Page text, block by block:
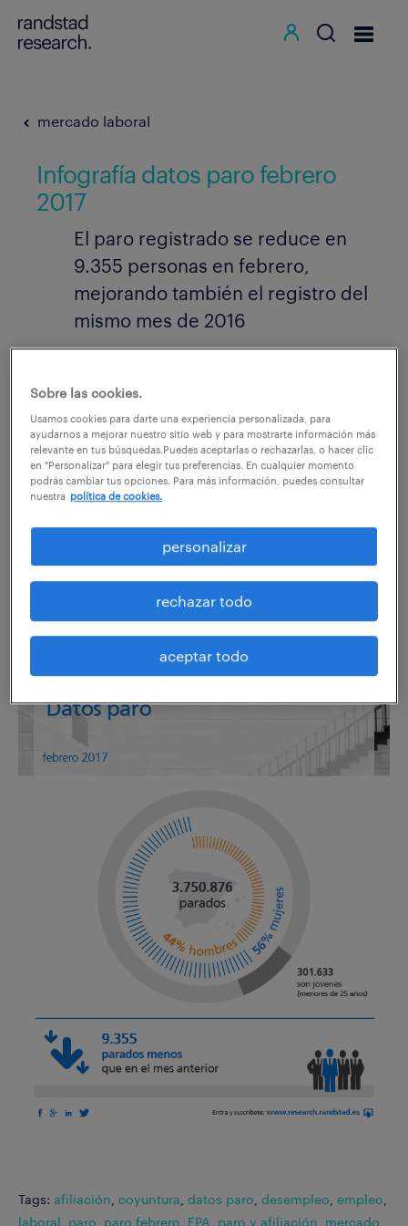
mercado laboral
Infografía datos paro febrero
2017
El paro registrado se reduce en
9.355 personas en febrero,
mejorando también el registro del
mismo mes de 2016
compartir en:
Accedeaquíal informe completo
El paro registrado se reduce en 9.355
personas en febrero, mejorando también
el registro del mismo mes de 2016
Tags: afiliación coyuntura datos paro desempleo empleo
laboral paro paro febrero EPA, paro y afiliación mercado
Sobre las cookies.
Usamos cookies para darte una experiencia personalizada, para
ayudarnos a mejorar nuestro sitio web y para mostrarte información más
relevante en tus búsquedas.Puedes aceptarlas o rechazarlas, o hacer clic
en "Personalizar" para elegir tus preferencias. En cualquier momento
podrás cambiar tus opciones. Para más información, puedes consultar
nuestra política de cookies.
personalizar
rechazar todo
aceptar todo